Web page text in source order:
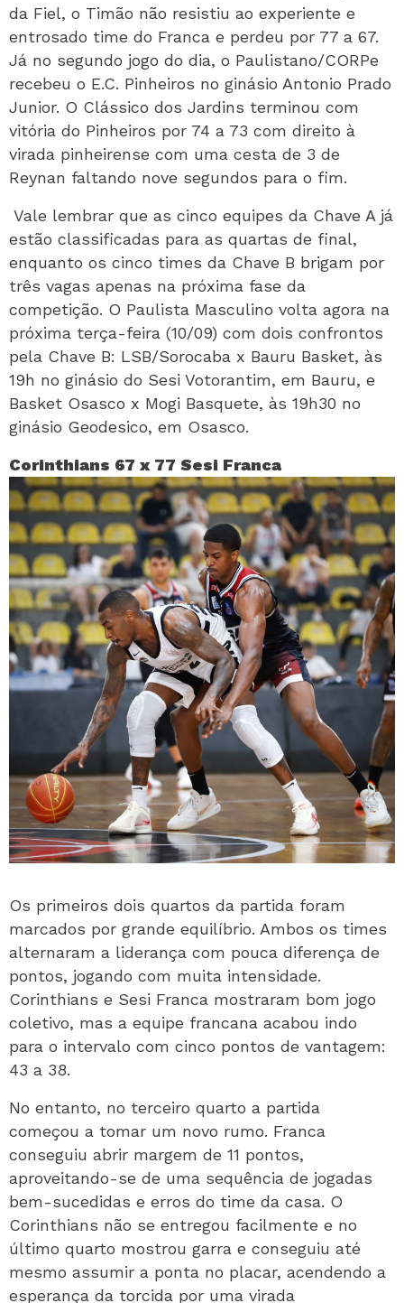
da Fiel, o Timão não resistiu ao experiente e
entrosado time do Franca e perdeu por 77 a 67.
Já no segundo jogo do dia, o Paulistano/CORPe
recebeu o E.C. Pinheiros no ginásio Antonio Prado
Junior. O Clássico dos Jardins terminou com
vitória do Pinheiros por 74 a 73 com direito à
virada pinheirense com uma cesta de 3 de
Reynan faltando nove segundos para o fim.
Vale lembrar que as cinco equipes da Chave A já
estão classificadas para as quartas de final,
enquanto os cinco times da Chave B brigam por
três vagas apenas na próxima fase da
competição. O Paulista Masculino volta agora na
próxima terça-feira (10/09) com dois confrontos
pela Chave B: LSB/Sorocaba x Bauru Basket, às
19h no ginásio do Sesi Votorantim, em Bauru, e
Basket Osasco x Mogi Basquete, às 19h30 no
ginásio Geodesico, em Osasco.
Corinthians 67 x 77 Sesi Franca
Os primeiros dois quartos da partida foram
marcados por grande equilíbrio. Ambos os times
alternaram a liderança com pouca diferença de
pontos, jogando com muita intensidade.
Corinthians e Sesi Franca mostraram bom jogo
coletivo, mas a equipe francana acabou indo
para o intervalo com cinco pontos de vantagem:
43 a 38.
No entanto, no terceiro quarto a partida
começou a tomar um novo rumo. Franca
conseguiu abrir margem de 11 pontos,
aproveitando-se de uma sequência de jogadas
bem-sucedidas e erros do time da casa. O
Corinthians não se entregou facilmente e no
último quarto mostrou garra e conseguiu até
mesmo assumir a ponta no placar, acendendo a
esperança da torcida por uma virada